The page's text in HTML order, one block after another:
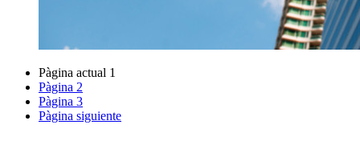
Pàgina actual 1
Pàgina 2
Pàgina 3
Pàgina siguiente